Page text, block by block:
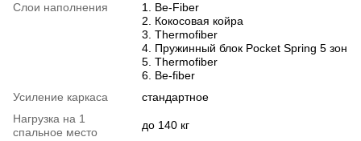
Слои наполнения
1. Be-Fiber
2. Кокосовая койра
3. Thermofiber
4. Пружинный блок Pocket Spring 5 зон
5. Thermofiber
6. Be-fiber
Усиление каркаса
стандартное
Нагрузка на 1
спальное место
до 140 кг